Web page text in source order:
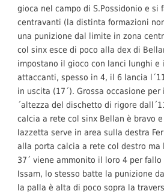
gioca nel campo di S.Possidonio e si
centravanti (la distinta formazioni
una punizione dal limite in zona
col sinx esce di poco alla dex di
impostano il gioco con lanci lunghi e
attaccanti, spesso in 4, il 6 lancia
in uscita (17´). Grossa occasione
´altezza del dischetto di rigore
calcia a rete col sinx Bellan è bravo
Iazzetta serve in area sulla destra
alla porta calcia a rete col destro ma
37´ viene ammonito il loro 4 per fallo
Issam, lo stesso batte la punizione
la palla è alta di poco sopra la